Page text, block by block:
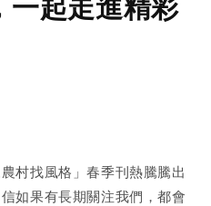
村找風格」春季刊熱騰騰出
如果有長期關注我們，都會